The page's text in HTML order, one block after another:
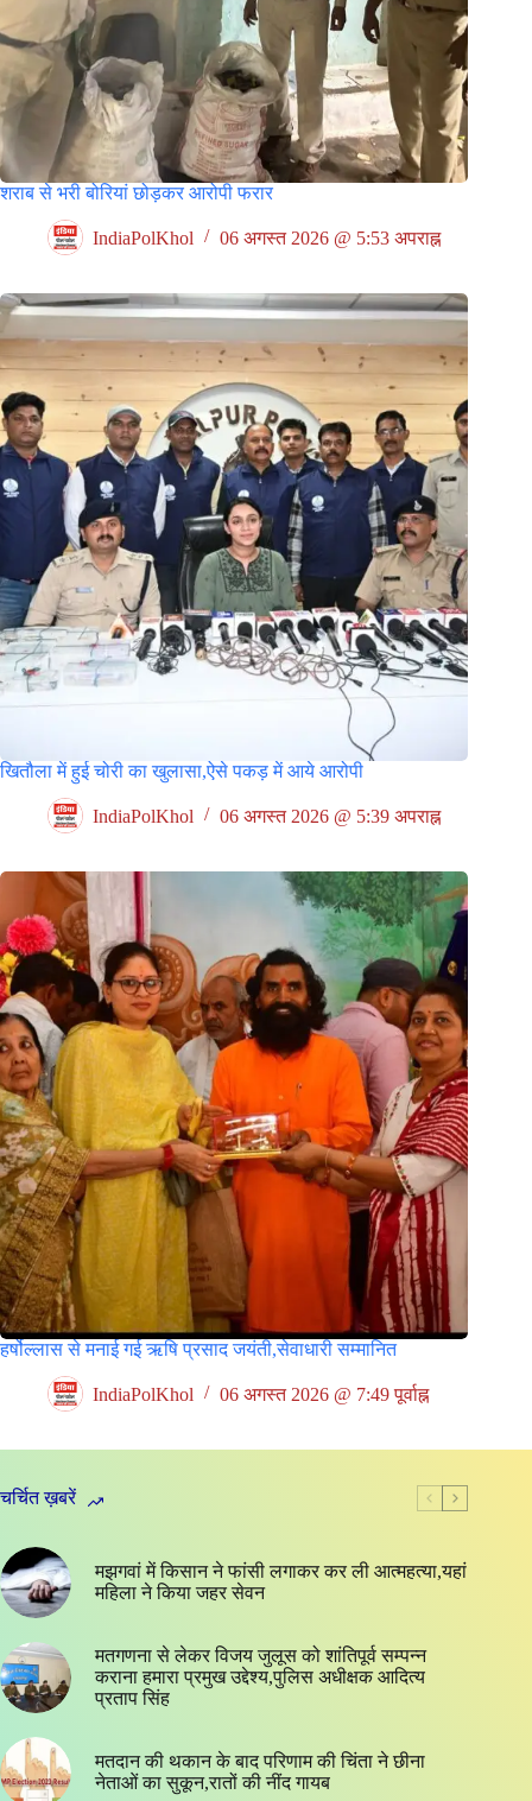
शराब से भरी बोरियां छोड़कर आरोपी फरार
IndiaPolKhol 06 अगस्त 2026 @ 5:53 अपराह्न
खितौला में हुई चोरी का खुलासा,ऐसे पकड़ में आये आरोपी
IndiaPolKhol 06 अगस्त 2026 @ 5:39 अपराह्न
हर्षोल्लास से मनाई गई ऋषि प्रसाद जयंती,सेवाधारी सम्मानित
IndiaPolKhol 06 अगस्त 2026 @ 7:49 पूर्वाह्न
चर्चित ख़बरें
मझगवां में किसान ने फांसी लगाकर कर ली आत्महत्या,यहां
महिला ने किया जहर सेवन
मतगणना से लेकर विजय जुलूस को शांतिपूर्व सम्पन्न
कराना हमारा प्रमुख उद्देश्य,पुलिस अधीक्षक आदित्य
प्रताप सिंह
मतदान की थकान के बाद परिणाम की चिंता ने छीना
नेताओं का सुकून,रातों की नींद गायब